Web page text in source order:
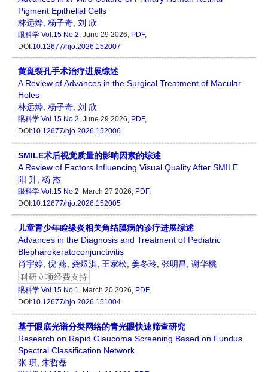
Pigment Epithelial Cells
林远烨 杨子奇 刘 欣
眼科学 Vol.15 No.2, June 29 2026, PDF,
DOI:10.12677/hjo.2026.152007
黄斑裂孔手术治疗进展综述
A Review of Advances in the Surgical Treatment of Macular
Holes
林远烨 杨子奇 刘 欣
眼科学 Vol.15 No.2, June 29 2026, PDF,
DOI:10.12677/hjo.2026.152006
SMILE术后视觉质量的影响因素的综述
A Review of Factors Influencing Visual Quality After SMILE
阳 升 杨 杰
眼科学 Vol.15 No.2, March 27 2026, PDF,
DOI:10.12677/hjo.2026.152005
儿童青少年睑缘炎相关角结膜病的诊疗进展综述
Advances in the Diagnosis and Treatment of Pediatric
Blepharokeratoconjunctivitis
肖宇婷 倪 燕 龚煜淇 王家松 姜冬玲 张明昌
谢华桃
科研立项经费支持
眼科学 Vol.15 No.1, March 20 2026, PDF,
DOI:10.12677/hjo.2026.151004
基于眼底光谱分类网络的青光眼快速筛查研究
Research on Rapid Glaucoma Screening Based on Fundus
Spectral Classification Network
张 琪 朱哲磊